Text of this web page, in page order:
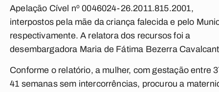
Apelação Cível nº 0046024-26.2011.815.2001,
interpostos pela mãe da criança falecida e pelo
respectivamente. A relatora dos recursos foi a
desembargadora Maria de Fátima Bezerra
Conforme o relatório, a mulher, com gestação entre
41 semanas sem intercorrências, procurou a